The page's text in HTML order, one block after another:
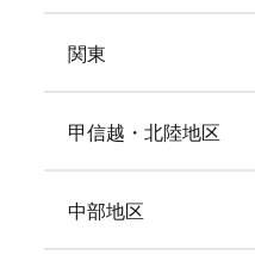
関東
甲信越・北陸地区
中部地区